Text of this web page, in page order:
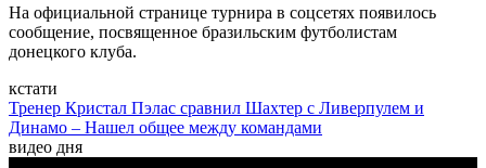
На официальной странице турнира в соцсетях появилось
сообщение, посвященное бразильским футболистам
донецкого клуба.
кстати
Тренер Кристал Пэлас сравнил Шахтер с Ливерпулем и
Динамо – Нашел общее между командами
видео дня